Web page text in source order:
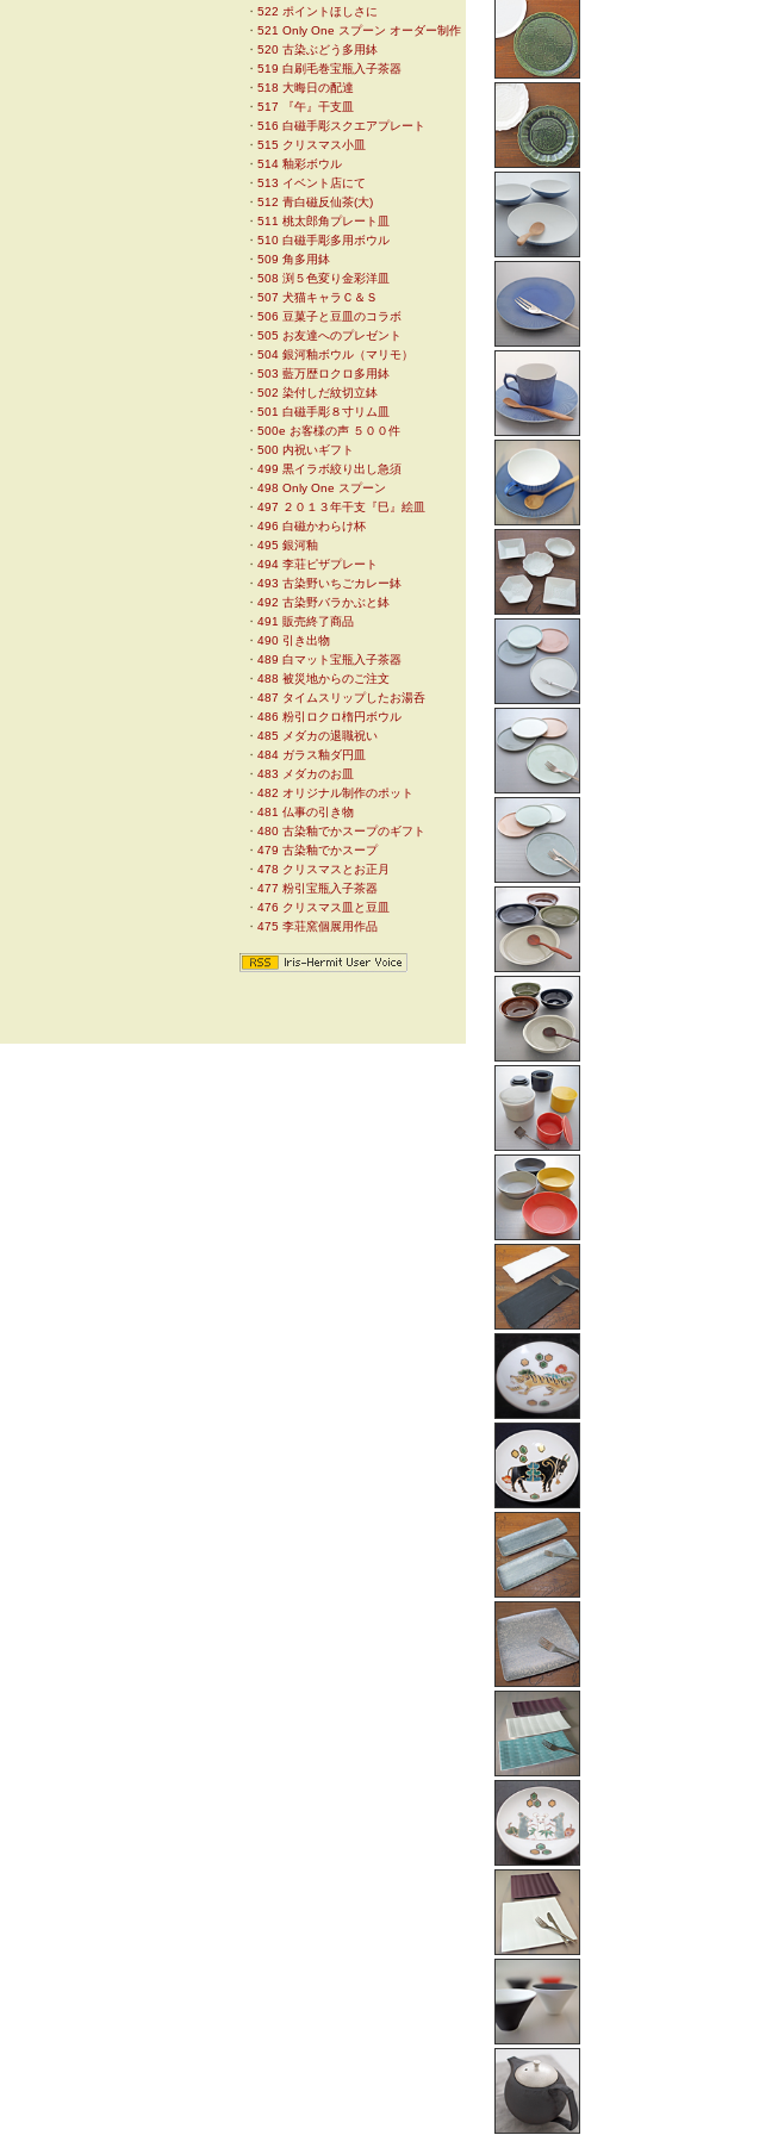
・ 522 ポイントほしさに
・ 521 Only One スプーン オーダー制作
・ 520 古染ぶどう多用鉢
・ 519 白刷毛巻宝瓶入子茶器
・ 518 大晦日の配達
・ 517 『午』干支皿
・ 516 白磁手彫スクエアプレート
・ 515 クリスマス小皿
・ 514 釉彩ボウル
・ 513 イベント店にて
・ 512 青白磁反仙茶(大)
・ 511 桃太郎角プレート皿
・ 510 白磁手彫多用ボウル
・ 509 角多用鉢
・ 508 渕５色変り金彩洋皿
・ 507 犬猫キャラＣ＆Ｓ
・ 506 豆菓子と豆皿のコラボ
・ 505 お友達へのプレゼント
・ 504 銀河釉ボウル（マリモ）
・ 503 藍万歴ロクロ多用鉢
・ 502 染付しだ紋切立鉢
・ 501 白磁手彫８寸リム皿
・ 500e お客様の声 ５００件
・ 500 内祝いギフト
・ 499 黒イラボ絞り出し急須
・ 498 Only One スプーン
・ 497 ２０１３年干支『巳』絵皿
・ 496 白磁かわらけ杯
・ 495 銀河釉
・ 494 李荘ピザプレート
・ 493 古染野いちごカレー鉢
・ 492 古染野バラかぶと鉢
・ 491 販売終了商品
・ 490 引き出物
・ 489 白マット宝瓶入子茶器
・ 488 被災地からのご注文
・ 487 タイムスリップしたお湯呑
・ 486 粉引ロクロ楕円ボウル
・ 485 メダカの退職祝い
・ 484 ガラス釉ダ円皿
・ 483 メダカのお皿
・ 482 オリジナル制作のポット
・ 481 仏事の引き物
・ 480 古染釉でかスープのギフト
・ 479 古染釉でかスープ
・ 478 クリスマスとお正月
・ 477 粉引宝瓶入子茶器
・ 476 クリスマス皿と豆皿
・ 475 李荘窯個展用作品